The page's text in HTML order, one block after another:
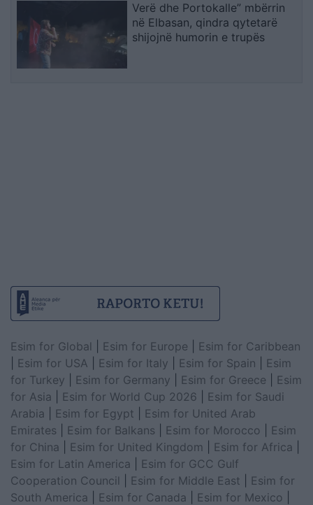
Verë dhe Portokalle” mbërrin
në Elbasan, qindra qytetarë
shijojnë humorin e trupës
Esim for Global Esim for Europe
Esim for Caribbean
Esim for USA Esim for Italy Esim for Spain
Esim
for Turkey
Esim for Germany Esim for Greece
Esim
for Asia
Esim for World Cup 2026
Esim for Saudi
Arabia
Esim for Egypt
Esim for United Arab
Emirates
Esim for Balkans Esim for Morocco
Esim
for China
Esim for United Kingdom Esim for Africa
Esim for Latin America
Esim for GCC Gulf
Cooperation Council
Esim for Middle East
Esim for
South America
Esim for Canada Esim for Mexico